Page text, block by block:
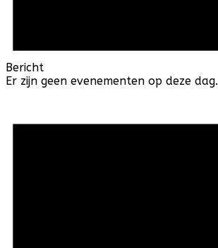
Bericht
Er zijn geen evenementen op deze dag.